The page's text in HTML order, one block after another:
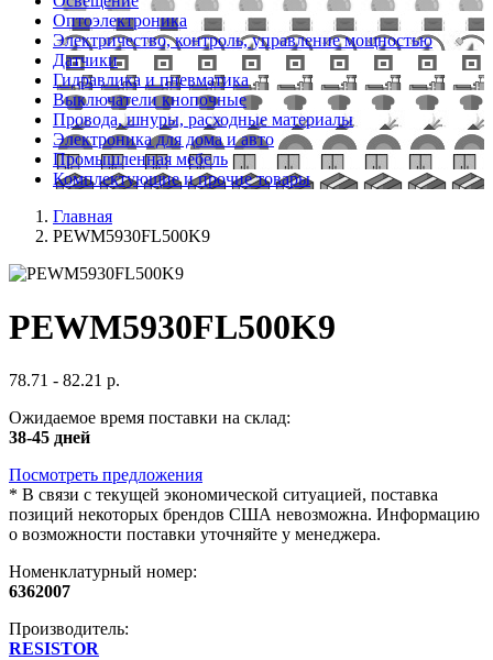
Оптоэлектроника
Электричество, контроль, управление мощностью
Датчики
Гидравлика и пневматика
Выключатели кнопочные
Провода, шнуры, расходные материалы
Электроника для дома и авто
Промышленная мебель
Комплектующие и прочие товары
Главная
PEWM5930FL500K9
PEWM5930FL500K9
78.71 - 82.21 р.
Ожидаемое время поставки на склад:
38-45 дней
Посмотреть предложения
* В связи с текущей экономической ситуацией, поставка
позиций некоторых брендов США невозможна. Информацию
о возможности поставки уточняйте у менеджера.
Номенклатурный номер:
6362007
Производитель:
RESISTOR